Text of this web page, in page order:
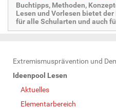
Buchtipps, Methoden,
Lesen und Vorlesen bietet
für alle Schularten und auch
N
a
Extremismusprävention und
Ideenpool Lesen
Aktuelles
Elementarbereich